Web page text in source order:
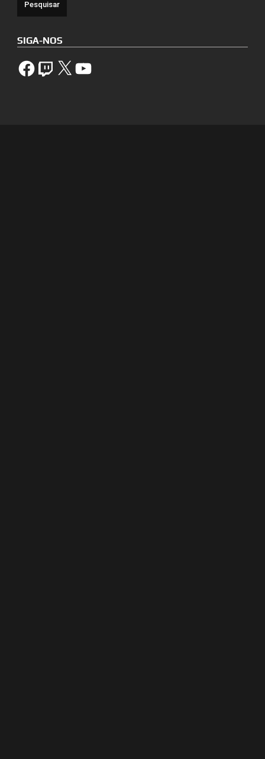
SIGA-NOS
FacebookTwitch X YouTube